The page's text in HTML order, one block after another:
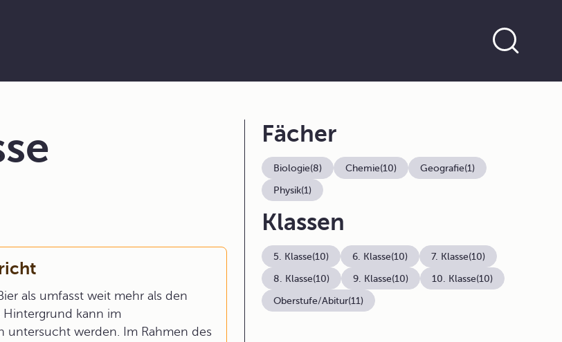
als umfasst weit mehr als den
Hintergrund kann im
untersucht werden. Im Rahmen des
Fächer
Biologie(8) Chemie(10) Geografie(1)
Physik(1)
Klassen
5. Klasse(10) 6. Klasse(10) 7. Klasse(10)
8. Klasse(10) 9. Klasse(10) 10. Klasse(10)
Oberstufe/Abitur(11)